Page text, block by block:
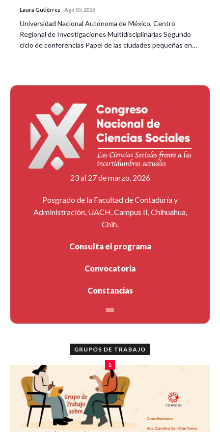
Laura Gutiérrez -Ago 05, 2026
Universidad Nacional Autónoma de México, Centro
Regional de Investigaciones Multidisciplinarias Segundo
ciclo de conferencias Papel de las ciudades pequeñas en…
23 al 27 de marzo, 2026
Posgrado de la Facultad de Contaduría y
Administración, UACH, Campus II, Chihuahua,
Chih.
Consulta el programa
Convocatoria
Constancias
GRUPOS DE TRABAJO
1